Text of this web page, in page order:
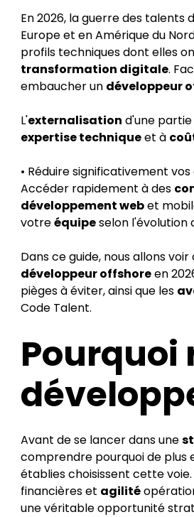
En 2026, la guerre des talents
Europe et en Amérique du
profils techniques dont elles
transformation digitale.
embaucher un développeur
L'externalisation d'une partie
expertise techniqueet à
• Réduire significativement
Accéder rapidement à des
développement webet
votreéquipeselon l'évolution
Dans ce guide, nous allons
développeur offshoreen
pièges à éviter, ainsi que les
Code Talent.
Pourquoi
Avant de se lancer dans une
comprendre pourquoi de plus
établies choisissent cette
financières et agilité
une véritable opportunité